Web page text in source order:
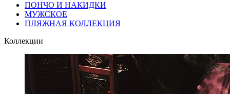
ПОНЧО И НАКИДКИ
МУЖСКОЕ
ПЛЯЖНАЯ КОЛЛЕКЦИЯ
Коллекции